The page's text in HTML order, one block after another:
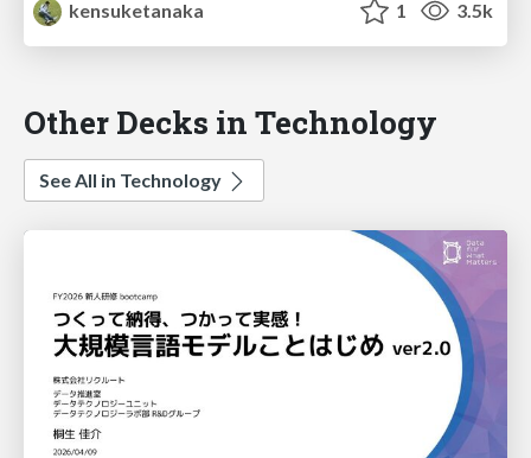
kensuketanaka
1 3.5k
Other Decks in Technology
See All in Technology